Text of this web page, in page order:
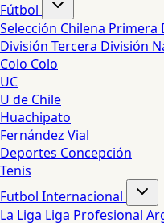
Fútbol
Selección Chilena Primera
División Tercera División
Colo Colo
UC
U de Chile
Huachipato
Fernández Vial
Deportes Concepción
Tenis
Futbol Internacional
La Liga Liga Profesional